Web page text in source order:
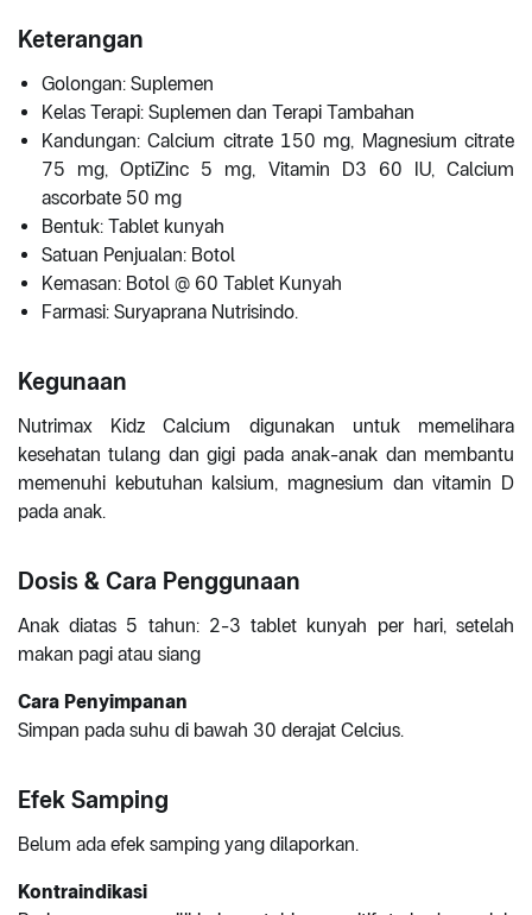
Keterangan
Golongan: Suplemen
Kelas Terapi: Suplemen dan Terapi Tambahan
Kandungan: Calcium citrate 150 mg, Magnesium citrate
75 mg, OptiZinc 5 mg, Vitamin D3 60 IU, Calcium
ascorbate 50 mg
Bentuk: Tablet kunyah
Satuan Penjualan: Botol
Kemasan: Botol @ 60 Tablet Kunyah
Farmasi: Suryaprana Nutrisindo.
Kegunaan
Nutrimax Kidz Calcium digunakan untuk memelihara
kesehatan tulang dan gigi pada anak-anak dan membantu
memenuhi kebutuhan kalsium, magnesium dan vitamin D
pada anak.
Dosis & Cara Penggunaan
Anak diatas 5 tahun: 2-3 tablet kunyah per hari, setelah
makan pagi atau siang
Cara Penyimpanan
Simpan pada suhu di bawah 30 derajat Celcius.
Efek Samping
Belum ada efek samping yang dilaporkan.
Kontraindikasi